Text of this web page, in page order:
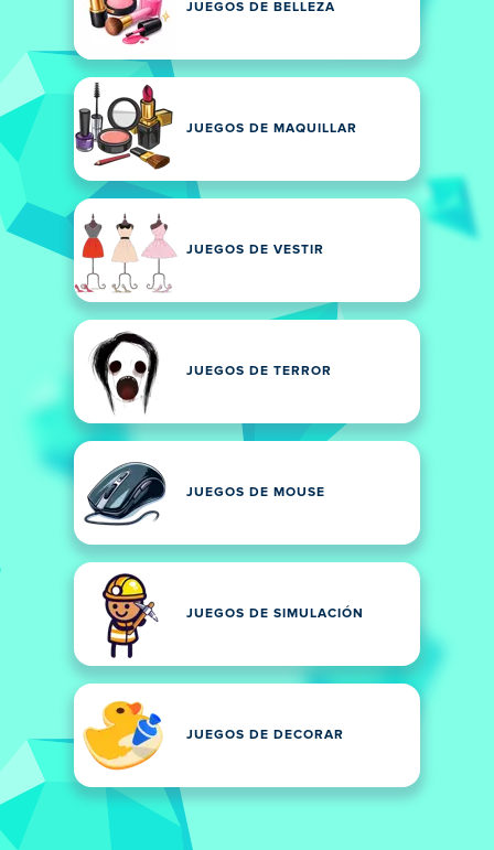
JUEGOS DE BELLEZA
JUEGOS DE MAQUILLAR
JUEGOS DE VESTIR
JUEGOS DE TERROR
JUEGOS DE MOUSE
JUEGOS DE SIMULACIÓN
JUEGOS DE DECORAR